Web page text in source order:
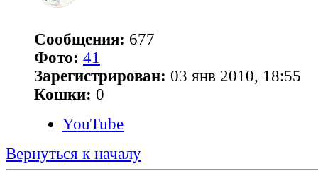
Сообщения: 677
Фото: 41
Зарегистрирован: 03 янв 2010, 18:55
Кошки: 0
YouTube
Вернуться к началу